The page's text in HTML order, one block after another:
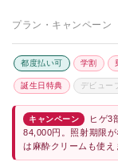
プラン・キャンペーン
都度払い可 学割
誕生日特典 デビュー
キャンペーン
ヒゲ3
84,000円。照射期限
は麻酔クリームも使え